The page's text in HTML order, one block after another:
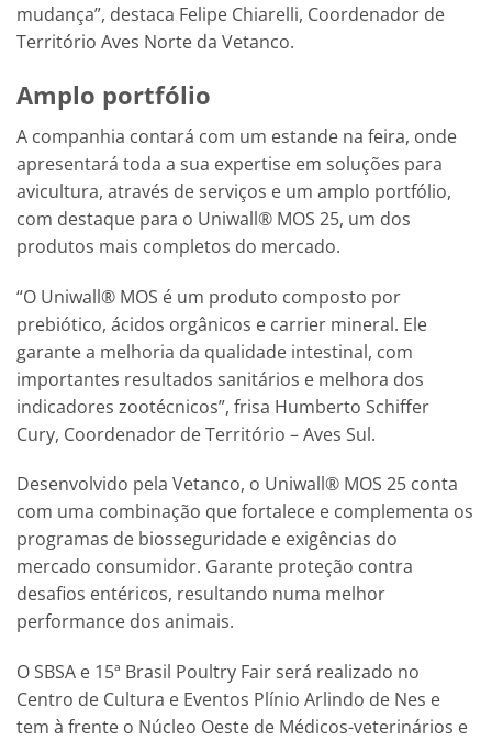
mudança”, destaca Felipe Chiarelli, Coordenador de
Território Aves Norte da Vetanco.
Amplo portfólio
A companhia contará com um estande na feira, onde
apresentará toda a sua expertise em soluções para
avicultura, através de serviços e um amplo portfólio,
com destaque para o Uniwall® MOS 25, um dos
produtos mais completos do mercado.
“O Uniwall® MOS é um produto composto por
prebiótico, ácidos orgânicos e carrier mineral. Ele
garante a melhoria da qualidade intestinal, com
importantes resultados sanitários e melhora dos
indicadores zootécnicos”, frisa Humberto Schiffer
Cury, Coordenador de Território – Aves Sul.
Desenvolvido pela Vetanco, o Uniwall® MOS 25 conta
com uma combinação que fortalece e complementa os
programas de biosseguridade e exigências do
mercado consumidor. Garante proteção contra
desafios entéricos, resultando numa melhor
performance dos animais.
O SBSA e 15ª Brasil Poultry Fair será realizado no
Centro de Cultura e Eventos Plínio Arlindo de Nes e
tem à frente o Núcleo Oeste de Médicos-veterinários e